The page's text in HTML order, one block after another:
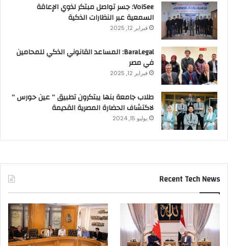
VoiSee: جسر تواصل مبتكر لذوي الإعاقة
السمعية عبر النظارات الذكية
فبراير 12, 2025
BaraLegal: المساعد القانوني الذكي للمحامين
في مصر
فبراير 12, 2025
طلاب جامعة بنها يبتكرون تطبيق ” عين حورس ”
لاكتشاف الحضارة المصرية القديمة
يوليو 15, 2024
Recent Tech News